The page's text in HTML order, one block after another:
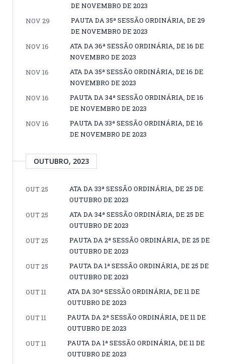
DE NOVEMBRO DE 2023
NOV 29
PAUTA DA 35ª SESSÃO ORDINÁRIA, DE 29
DE NOVEMBRO DE 2023
NOV 16
ATA DA 36ª SESSÃO ORDINÁRIA, DE 16 DE
NOVEMBRO DE 2023
NOV 16
ATA DA 35ª SESSÃO ORDINÁRIA, DE 16 DE
NOVEMBRO DE 2023
NOV 16
PAUTA DA 34ª SESSÃO ORDINÁRIA, DE 16
DE NOVEMBRO DE 2023
NOV 16
PAUTA DA 33ª SESSÃO ORDINÁRIA, DE 16
DE NOVEMBRO DE 2023
OUTUBRO, 2023
OUT 25
ATA DA 33ª SESSÃO ORDINÁRIA, DE 25 DE
OUTUBRO DE 2023
OUT 25
ATA DA 34ª SESSÃO ORDINÁRIA, DE 25 DE
OUTUBRO DE 2023
OUT 25
PAUTA DA 2ª SESSÃO ORDINÁRIA, DE 25 DE
OUTUBRO DE 2023
OUT 25
PAUTA DA 1ª SESSÃO ORDINÁRIA, DE 25 DE
OUTUBRO DE 2023
OUT 11
ATA DA 30ª SESSÃO ORDINÁRIA, DE 11 DE
OUTUBRO DE 2023
OUT 11
PAUTA DA 2ª SESSÃO ORDINÁRIA, DE 11 DE
OUTUBRO DE 2023
OUT 11
PAUTA DA 1ª SESSÃO ORDINÁRIA, DE 11 DE
OUTUBRO DE 2023